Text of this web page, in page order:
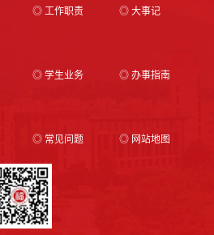
◎ 工作职责 ◎ 大事记
◎ 学生业务 ◎ 办事指南
◎ 常见问题 ◎ 网站地图